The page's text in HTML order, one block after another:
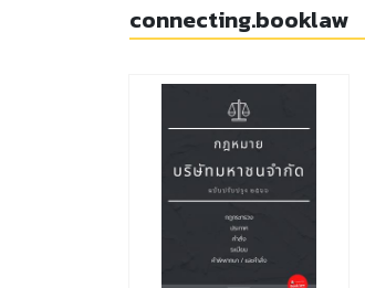
connecting.booklaw